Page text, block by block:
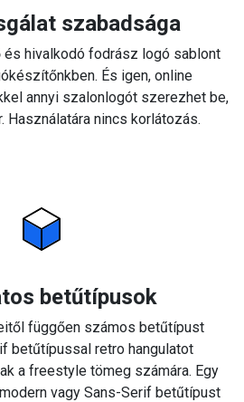
szabadsága
hivalkodó fodrász logó sablont
És igen, online
annyi szalonlogót szerezhet be,
Használatára nincs korlátozás.
betűtípusok
függően számos betűtípust
betűtípussal retro hangulatot
a freestyle tömeg számára. Egy
vagy Sans-Serif betűtípust